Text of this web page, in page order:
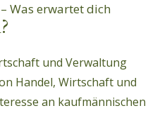
Was erwartet dich
und Verwaltung
Handel, Wirtschaft und
an kaufmännischen